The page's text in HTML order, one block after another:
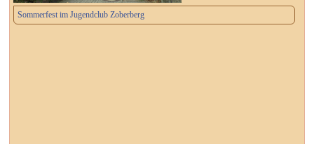
Sommerfest im Jugendclub Zoberberg